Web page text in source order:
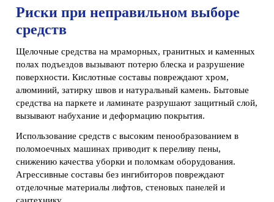
Риски при неправильном выборе
средств
Щелочные средства на мраморных, гранитных и каменных
полах подъездов вызывают потерю блеска и разрушение
поверхности. Кислотные составы повреждают хром,
алюминий, затирку швов и натуральный камень. Бытовые
средства на паркете и ламинате разрушают защитный слой,
вызывают набухание и деформацию покрытия.
Использование средств с высоким пенообразованием в
поломоечных машинах приводит к переливу пены,
снижению качества уборки и поломкам оборудования.
Агрессивные составы без ингибиторов повреждают
отделочные материалы лифтов, стеновых панелей и